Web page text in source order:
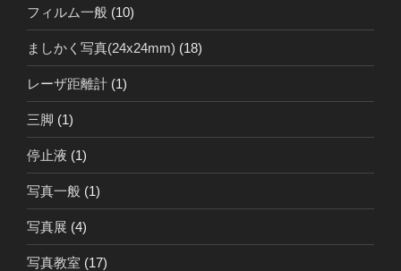
フィルム一般 (10)
ましかく写真(24x24mm) (18)
レーザ距離計 (1)
三脚 (1)
停止液 (1)
写真一般 (1)
写真展 (4)
写真教室 (17)